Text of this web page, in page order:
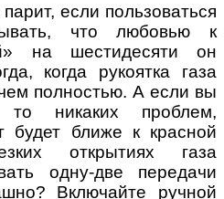
если пользоваться
что любовью к
на шестидесяти он
когда рукоятка газа
полностью. А если вы
то никаких проблем,
будет ближе к красной
открытиях газа
одну-две передачи
Включайте ручной